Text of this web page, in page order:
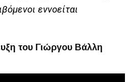
εννοείται
του Γιώργου Βάλλη